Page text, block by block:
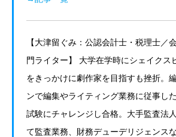
【大津留ぐみ：公認会計士・税理士／
門ライター】 大学在学時にシェイクス
をきっかけに劇作家を目指すも挫折。
ンで編集やライティング業務に従事し
試験にチャレンジし合格。大手監査法
て監査業務、財務デューデリジェンス